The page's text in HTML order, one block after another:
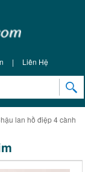
| Liên Hệ
lan hồ điệp 4 cành